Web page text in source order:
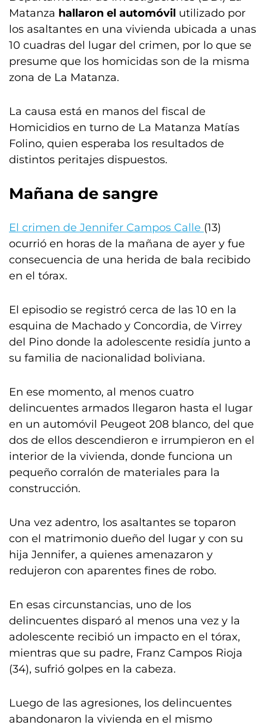
Matanza hallaron el automóvil utilizado por
los asaltantes en una vivienda ubicada a unas
10 cuadras del lugar del crimen, por lo que se
presume que los homicidas son de la misma
zona de La Matanza.
La causa está en manos del fiscal de
Homicidios en turno de La Matanza Matías
Folino, quien esperaba los resultados de
distintos peritajes dispuestos.
Mañana de sangre
El crimen de Jennifer Campos Calle (13)
ocurrió en horas de la mañana de ayer y fue
consecuencia de una herida de bala recibido
en el tórax.
El episodio se registró cerca de las 10 en la
esquina de Machado y Concordia, de Virrey
del Pino donde la adolescente residía junto a
su familia de nacionalidad boliviana.
En ese momento, al menos cuatro
delincuentes armados llegaron hasta el lugar
en un automóvil Peugeot 208 blanco, del que
dos de ellos descendieron e irrumpieron en el
interior de la vivienda, donde funciona un
pequeño corralón de materiales para la
construcción.
Una vez adentro, los asaltantes se toparon
con el matrimonio dueño del lugar y con su
hija Jennifer, a quienes amenazaron y
redujeron con aparentes fines de robo.
En esas circunstancias, uno de los
delincuentes disparó al menos una vez y la
adolescente recibió un impacto en el tórax,
mientras que su padre, Franz Campos Rioja
(34), sufrió golpes en la cabeza.
Luego de las agresiones, los delincuentes
abandonaron la vivienda en el mismo